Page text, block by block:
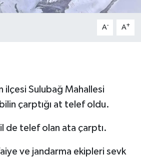
A- A+
ilçesi Sulubağ Mahallesi
çarptığı at telef oldu.
de telef olan ata çarptı.
ve jandarma ekipleri sevk